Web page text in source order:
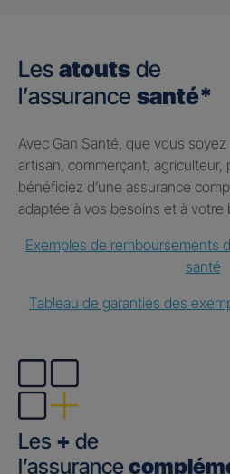
Les atouts de
l’assurance santé*
Avec Gan Santé, que vous
artisan, commerçant,
bénéficiez d’une assurance
adaptée à vos besoins et à votre
Exemples de remboursements
santé
Tableau de garanties des
Les + de
l’assurance